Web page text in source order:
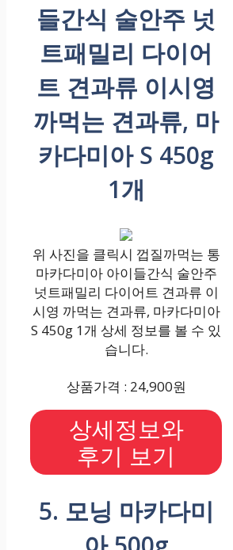
들간식 술안주 넛
트패밀리 다이어
트 견과류 이시영
까먹는 견과류, 마
카다미아 S 450g
1개
위 사진을 클릭시 껍질까먹는 통
마카다미아 아이들간식 술안주
넛트패밀리 다이어트 견과류 이
시영 까먹는 견과류, 마카다미아
S 450g 1개 상세 정보를 볼 수 있
습니다.
상품가격 : 24,900원
상세정보와
후기 보기
5. 모닝 마카다미